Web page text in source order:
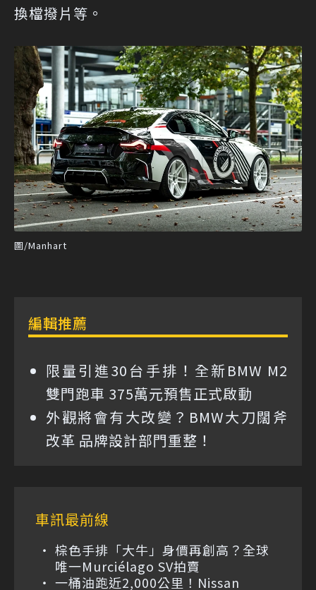
換檔撥片等。
圖/Manhart
編輯推薦
限量引進30台手排！全新BMW M2
雙門跑車 375萬元預售正式啟動
外觀將會有大改變？BMW大刀闊斧
改革 品牌設計部門重整！
車訊最前線
棕色手排「大牛」身價再創高？全球
唯一Murciélago SV拍賣
一桶油跑近2,000公里！Nissan